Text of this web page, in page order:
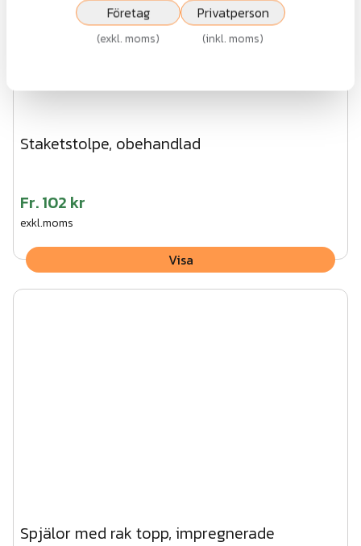
Staketstolpe, obehandlad
Fr.102 kr
exkl.moms
Visa
Spjälor med rak topp, impregnerade
Företag
(exkl. moms)
Privatperson
(inkl. moms)